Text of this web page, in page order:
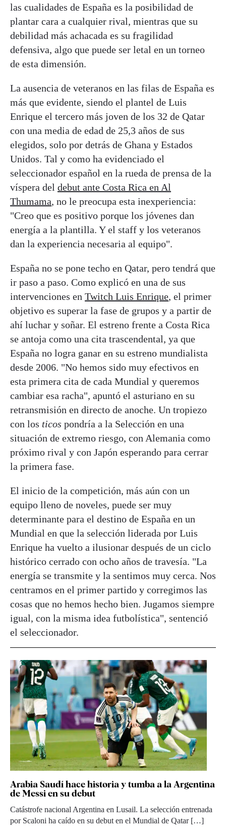
las cualidades de España es la posibilidad de
plantar cara a cualquier rival, mientras que su
debilidad más achacada es su fragilidad
defensiva, algo que puede ser letal en un torneo
de esta dimensión.
La ausencia de veteranos en las filas de España es
más que evidente, siendo el plantel de Luis
Enrique el tercero más joven de los 32 de Qatar
con una media de edad de 25,3 años de sus
elegidos, solo por detrás de Ghana y Estados
Unidos. Tal y como ha evidenciado el
seleccionador español en la rueda de prensa de la
víspera del debut ante Costa Rica en Al
Thumama, no le preocupa esta inexperiencia:
"Creo que es positivo porque los jóvenes dan
energía a la plantilla. Y el staff y los veteranos
dan la experiencia necesaria al equipo".
España no se pone techo en Qatar, pero tendrá que
ir paso a paso. Como explicó en una de sus
intervenciones en Twitch Luis Enrique, el primer
objetivo es superar la fase de grupos y a partir de
ahí luchar y soñar. El estreno frente a Costa Rica
se antoja como una cita trascendental, ya que
España no logra ganar en su estreno mundialista
desde 2006. "No hemos sido muy efectivos en
esta primera cita de cada Mundial y queremos
cambiar esa racha", apuntó el asturiano en su
retransmisión en directo de anoche. Un tropiezo
con los ticos pondría a la Selección en una
situación de extremo riesgo, con Alemania como
próximo rival y con Japón esperando para cerrar
la primera fase.
El inicio de la competición, más aún con un
equipo lleno de noveles, puede ser muy
determinante para el destino de España en un
Mundial en que la selección liderada por Luis
Enrique ha vuelto a ilusionar después de un ciclo
histórico cerrado con ocho años de travesía. "La
energía se transmite y la sentimos muy cerca. Nos
centramos en el primer partido y corregimos las
cosas que no hemos hecho bien. Jugamos siempre
igual, con la misma idea futbolística", sentenció
el seleccionador.
Arabia Saudí hace historia y tumba a la Argentina
de Messi en su debut
Catástrofe nacional Argentina en Lusail. La selección entrenada
por Scaloni ha caído en su debut en el Mundial de Qatar […]